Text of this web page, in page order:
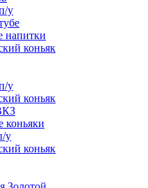
у
напитки
коньяк
у
коньяк
коньяки
у
коньяк